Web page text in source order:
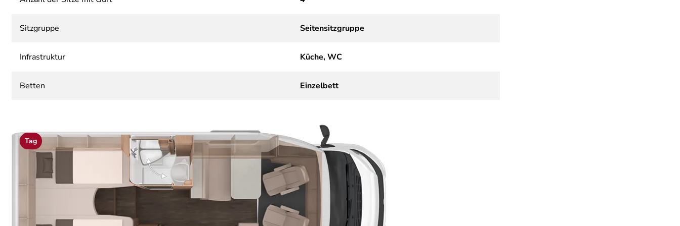
Sitzgruppe Seitensitzgruppe
Infrastruktur Küche, WC
Betten Einzelbett
Tag